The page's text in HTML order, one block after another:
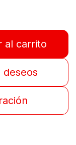
al carrito
deseos